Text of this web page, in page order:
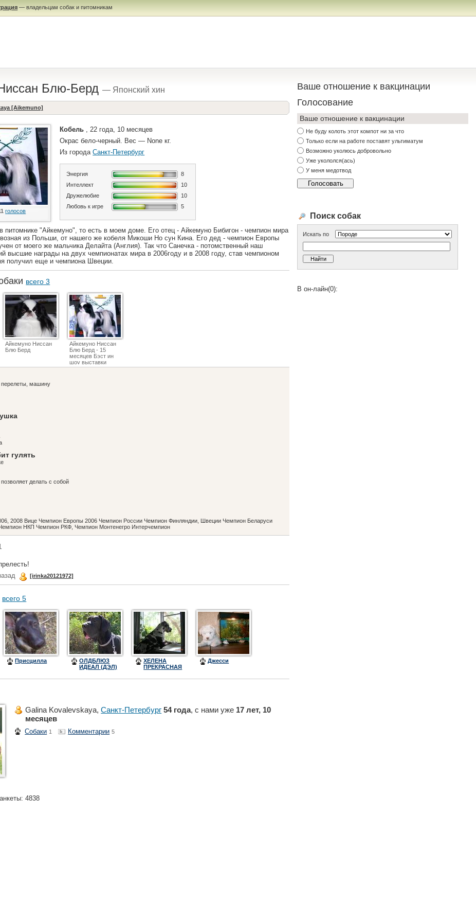
— владельцам собак и питомникам
Блю-Берд— Японский хин
[Aikemuno]
голосов
Кобель , 22 года, 10 месяцев
Окрас бело-черный. Вес — None кг.
Из городаСанкт-Петербург
Энергия
8
Интеллект
10
Дружелюбие
10
Любовь к игре
5
питомнике "Айкемуно", то есть в моем доме. Его отец - Айкемуно Бибигон - чемпион мира
из Польши, от нашего же кобеля Микоши Но сун Кина. Его дед - чемпион Европы
от моего же мальчика Делайта (Англия). Так что Санечка - потомственный наш
высшие награды на двух чемпионатах мира в 2006году и в 2008 году, став чемпионом
получил еще и чемпиона Швеции.
всего 3
Айкемуно Ниссан
Блю Берд
Айкемуно Ниссан
Блю Берд - 15
месяцев Бэст ин
шоу выставки
перелеты, машину
гулять
делать с собой
2008 Вице Чемпион Европы 2006 Чемпион России Чемпион Финляндии, Швеции Чемпион Беларуси
НКП Чемпион РКФ, Чемпион Монтенегро Интерчемпион
[irinka20121972]
всего 5
Присцилла
ОЛДБЛЮЗ
ИДЕАЛ (ДЭЛ)
ХЕЛЕНА
ПРЕКРАСНАЯ
Джесси
Galina Kovalevskaya,Санкт-Петербург 54 года, с нами уже 17 лет, 10
месяцев
Собаки 1 Комментарии 5
4838
Ваше отношение к вакцинации
Голосование
Ваше отношение к вакцинации
Не буду колоть этот компот ни за что
Только если на работе поставят ультиматум
Возможно уколюсь добровольно
Уже укололся(ась)
У меня медотвод
Поиск собак
Искать по
В он-лайн(0):